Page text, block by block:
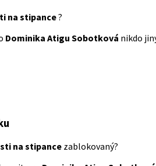
na stipance?
Dominika Atigu Sobotková nikdo
na stipance zablokovaný?